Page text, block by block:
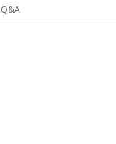
Q&A